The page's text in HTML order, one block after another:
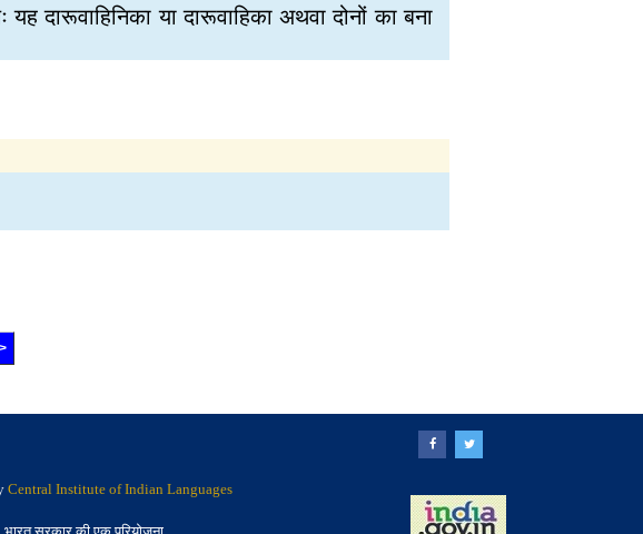
दारूवाहिनिका या दारूवाहिका अथवा दोनों का बना
Central Institute of Indian Languages